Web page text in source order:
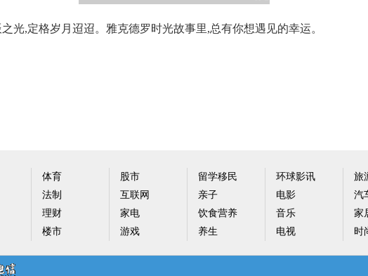
光,定格岁月迢迢。雅克德罗时光故事里,总有你想遇见的幸运。
体育
法制
理财
楼市
股市
互联网
家电
游戏
留学移民
亲子
饮食营养
养生
环球影讯
电影
音乐
电视
旅
汽
家
时